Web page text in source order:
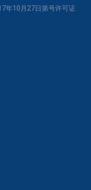
年10月27日第号许可证